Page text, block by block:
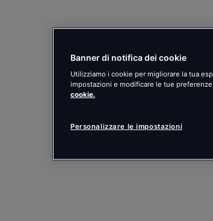
Banner di notifica dei cookie
Utilizziamo i cookie per migliorare la tua
impostazioni e modificare le tue
cookie.
Personalizzare le impostazioni